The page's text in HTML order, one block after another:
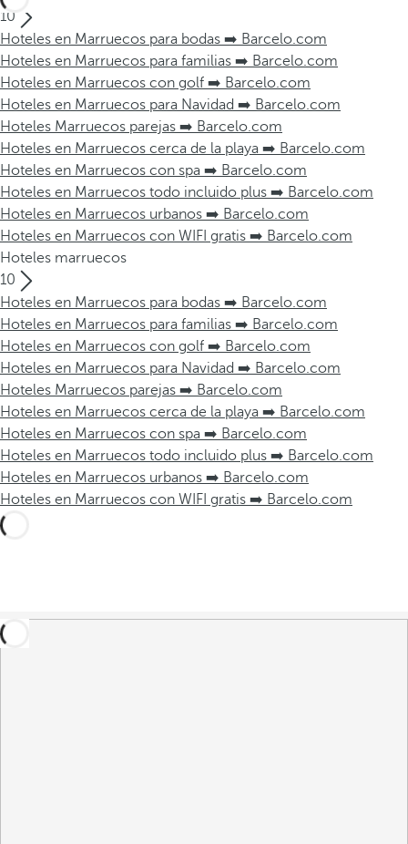
10
Hoteles en Marruecos para bodas ➡️ Barcelo.com
Hoteles en Marruecos para familias ➡️ Barcelo.com
Hoteles en Marruecos con golf ➡️ Barcelo.com
Hoteles en Marruecos para Navidad ➡️ Barcelo.com
Hoteles Marruecos parejas ➡️ Barcelo.com
Hoteles en Marruecos cerca de la playa ➡️ Barcelo.com
Hoteles en Marruecos con spa ➡️ Barcelo.com
Hoteles en Marruecos todo incluido plus ➡️ Barcelo.com
Hoteles en Marruecos urbanos ➡️ Barcelo.com
Hoteles en Marruecos con WIFI gratis ➡️ Barcelo.com
Hoteles marruecos
10
Hoteles en Marruecos para bodas ➡️ Barcelo.com
Hoteles en Marruecos para familias ➡️ Barcelo.com
Hoteles en Marruecos con golf ➡️ Barcelo.com
Hoteles en Marruecos para Navidad ➡️ Barcelo.com
Hoteles Marruecos parejas ➡️ Barcelo.com
Hoteles en Marruecos cerca de la playa ➡️ Barcelo.com
Hoteles en Marruecos con spa ➡️ Barcelo.com
Hoteles en Marruecos todo incluido plus ➡️ Barcelo.com
Hoteles en Marruecos urbanos ➡️ Barcelo.com
Hoteles en Marruecos con WIFI gratis ➡️ Barcelo.com